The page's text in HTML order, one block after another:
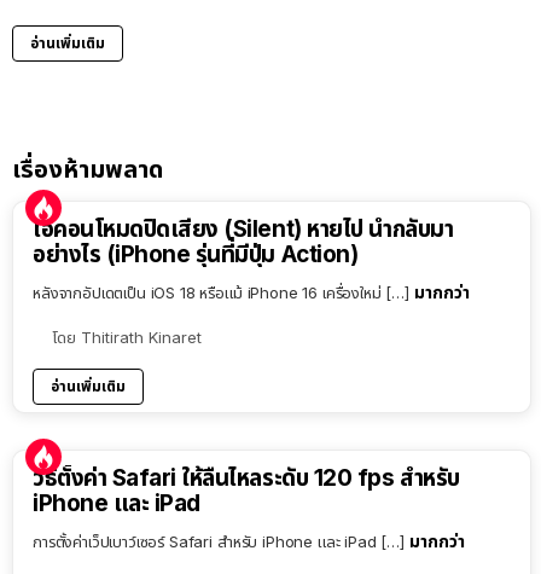
อ่านเพิ่มเติม
เรื่องห้ามพลาด
ไอคอนโหมดปิดเสียง (Silent) หายไป นำกลับมา
อย่างไร (iPhone รุ่นที่มีปุ่ม Action)
หลังจากอัปเดตเป็น iOS 18 หรือแม้ iPhone 16 เครื่องใหม่ […] มากกว่า
โดย Thitirath Kinaret
อ่านเพิ่มเติม
วิธีตั้งค่า Safari ให้ลื่นไหลระดับ 120 fps สำหรับ
iPhone และ iPad
การตั้งค่าเว็ปเบาว์เซอร์ Safari สำหรับ iPhone และ iPad […] มากกว่า